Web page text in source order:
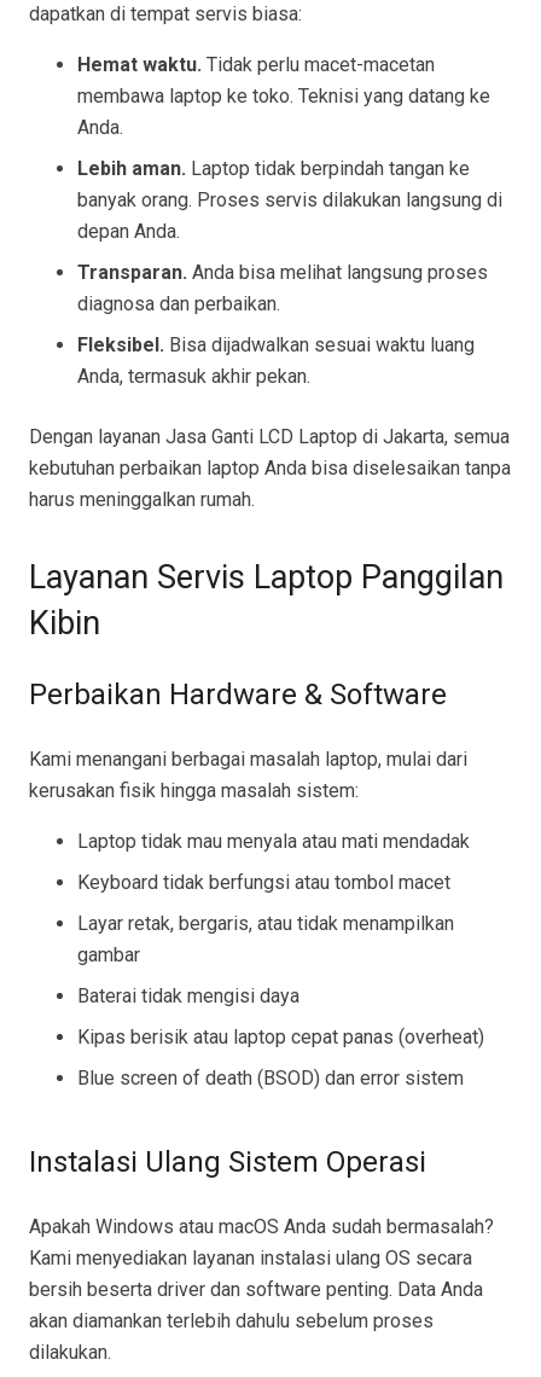
dapatkan di tempat servis biasa:
Hemat waktu. Tidak perlu macet-macetan
membawa laptop ke toko. Teknisi yang datang ke
Anda.
Lebih aman. Laptop tidak berpindah tangan ke
banyak orang. Proses servis dilakukan langsung di
depan Anda.
Transparan. Anda bisa melihat langsung proses
diagnosa dan perbaikan.
Fleksibel. Bisa dijadwalkan sesuai waktu luang
Anda, termasuk akhir pekan.
Dengan layanan Jasa Ganti LCD Laptop di Jakarta, semua
kebutuhan perbaikan laptop Anda bisa diselesaikan tanpa
harus meninggalkan rumah.
Layanan Servis Laptop Panggilan
Kibin
Perbaikan Hardware & Software
Kami menangani berbagai masalah laptop, mulai dari
kerusakan fisik hingga masalah sistem:
Laptop tidak mau menyala atau mati mendadak
Keyboard tidak berfungsi atau tombol macet
Layar retak, bergaris, atau tidak menampilkan
gambar
Baterai tidak mengisi daya
Kipas berisik atau laptop cepat panas (overheat)
Blue screen of death (BSOD) dan error sistem
Instalasi Ulang Sistem Operasi
Apakah Windows atau macOS Anda sudah bermasalah?
Kami menyediakan layanan instalasi ulang OS secara
bersih beserta driver dan software penting. Data Anda
akan diamankan terlebih dahulu sebelum proses
dilakukan.